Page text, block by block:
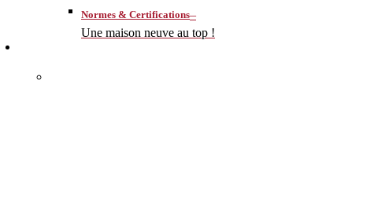
Normes & Certifications–
Une maison neuve au top !